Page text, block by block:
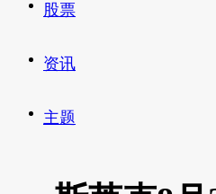
股票
资讯
主题